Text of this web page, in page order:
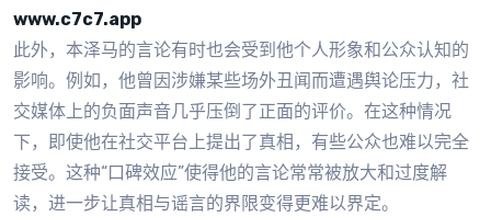
www.c7c7.app
此外，本泽马的言论有时也会受到他个人形象和公众认知的
影响。例如，他曾因涉嫌某些场外丑闻而遭遇舆论压力，社
交媒体上的负面声音几乎压倒了正面的评价。在这种情况
下，即使他在社交平台上提出了真相，有些公众也难以完全
接受。这种“口碑效应”使得他的言论常常被放大和过度解
读，进一步让真相与谣言的界限变得更难以界定。